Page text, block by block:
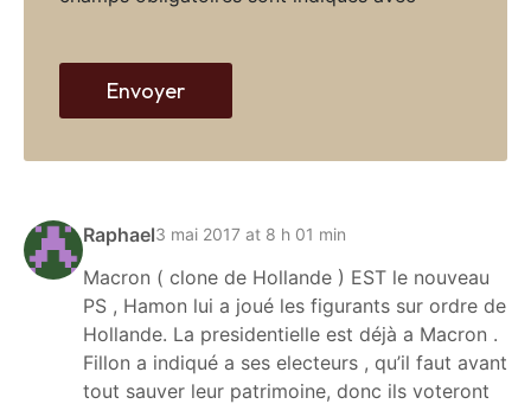
Raphael3 mai 2017 at 8 h 01 min
Macron ( clone de Hollande ) EST le nouveau
PS , Hamon lui a joué les figurants sur ordre de
Hollande. La presidentielle est déjà a Macron .
Fillon a indiqué a ses electeurs , qu’il faut avant
tout sauver leur patrimoine, donc ils voteront
b
Envoyer